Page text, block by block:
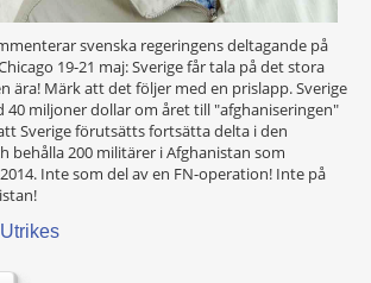
svenska regeringens deltagande på
19-21 maj: Sverige får tala på det stora
ära! Märk att det följer med en prislapp. Sverige
40 miljoner dollar om året till "afghaniseringen"
Sverige förutsätts fortsätta delta i den
behålla 200 militärer i Afghanistan som
Inte som del av en FN-operation! Inte på
Utrikes